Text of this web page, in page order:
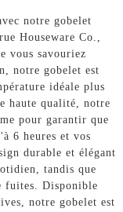
notre gobelet
Houseware Co.,
vous savouriez
notre gobelet est
idéale plus
haute qualité, notre
pour garantir que
6 heures et vos
durable et élégant
tandis que
fuites. Disponible
notre gobelet est